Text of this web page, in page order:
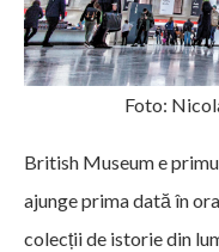
Foto:
British Museum e
ajunge prima dată în
colecții de istorie din